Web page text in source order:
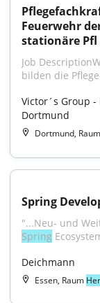
Feuerwehr
stationäre Pfl
Job
bilden die
Victor´s Group
Dortmund
Dortmund, Raum
Spring
Spring
Deichmann
Essen, Raum